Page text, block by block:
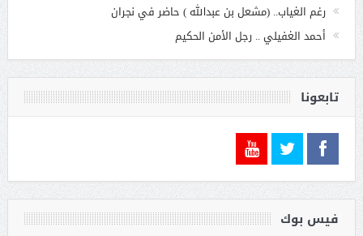
رغم الغياب.. (مشعل بن عبدالله ) حاضر في نجران
أحمد الغفيلي .. رجل الأمن الحكيم
تابعونا
فيس بوك